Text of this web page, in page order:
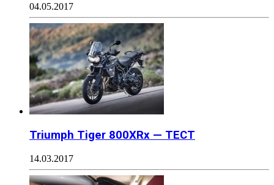
04.05.2017
Triumph Tiger 800XRx — ТЕСТ
14.03.2017